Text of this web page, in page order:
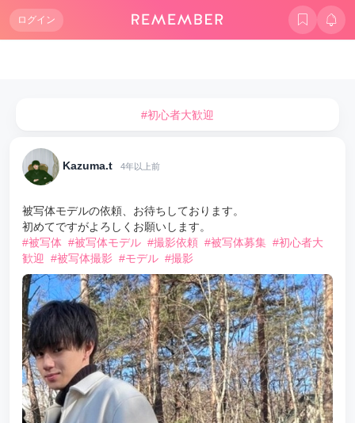
ログイン
#初心者大歓迎
Kazuma.t 4年以上前
被写体モデルの依頼、お待ちしております。
初めてですがよろしくお願いします。
#被写体 #被写体モデル #撮影依頼 #被写体募集 #初心者大
歓迎 #被写体撮影 #モデル #撮影